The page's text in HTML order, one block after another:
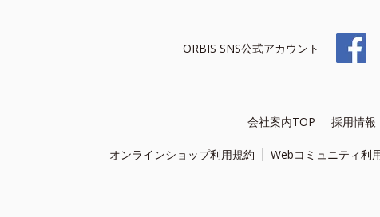
ORBIS SNS公式アカウント
会社案内TOP 採用情報
オンラインショップ利用規約 Webコミュニティ利